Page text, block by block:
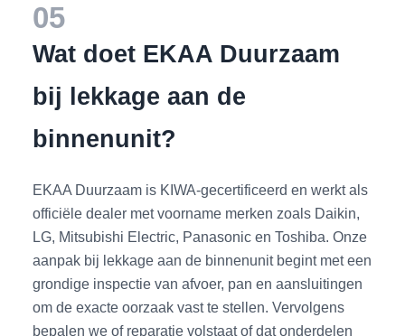
05
Wat doet EKAA Duurzaam
bij lekkage aan de
binnenunit?
EKAA Duurzaam is KIWA-gecertificeerd en werkt als
officiële dealer met voorname merken zoals Daikin,
LG, Mitsubishi Electric, Panasonic en Toshiba. Onze
aanpak bij lekkage aan de binnenunit begint met een
grondige inspectie van afvoer, pan en aansluitingen
om de exacte oorzaak vast te stellen. Vervolgens
bepalen we of reparatie volstaat of dat onderdelen